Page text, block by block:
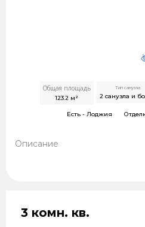
Общая площадь
123.2 м²
Тип санузла
2 санузла и
Есть - Лоджия
Описание
3 комн. кв.